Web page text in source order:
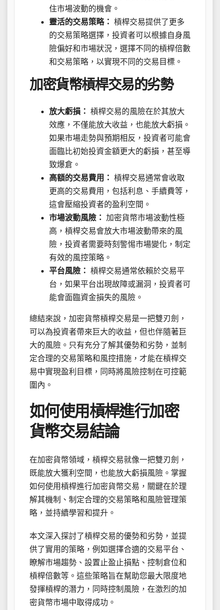
住市場波動的機會。
靈活的交易策略： 槓桿交易提供了更多
的交易策略選擇，投資者可以根據自身風
險偏好和市場狀況，選擇不同的槓桿倍數
和交易策略，以實現不同的交易目標。
加密貨幣槓桿交易的劣勢
放大虧損： 槓桿交易的風險在於其放大
效應，不僅能放大收益，也能放大虧損。
如果市場走勢與預期相反，投資者可能會
面臨比初始投資金額更大的虧損，甚至導
致爆倉。
高額的交易費用： 槓桿交易通常會收取
更高的交易費用，包括利息、手續費等，
這會壓縮投資者的盈利空間。
市場波動風險： 加密貨幣市場波動性極
高，槓桿交易會放大市場波動帶來的風
險，投資者需要時刻警惕市場變化，制定
有效的風控策略。
平台風險： 槓桿交易通常依賴於交易平
台，如果平台出現故障或漏洞，投資者可
能會面臨資金損失的風險。
總結來說，加密貨幣槓桿交易是一把雙刃劍，
可以為投資者帶來巨大的收益，但也伴隨著巨
大的風險。只有充分了解其優勢和劣勢，並制
定合理的交易策略和風控措施，才能在槓桿交
易中實現盈利目標，同時將風險控制在可控範
圍內。
如何使用槓桿進行加密
貨幣交易結論
在加密貨幣領域，槓桿交易就像一把雙刃劍，
既能放大獲利空間，也能放大虧損風險。掌握
如何使用槓桿進行加密貨幣交易，關鍵在於理
解其機制、制定合理的交易策略和風險管理策
略，並持續學習和提升。
本文深入探討了槓桿交易的優勢和劣勢，並提
供了實用的策略，例如選擇合適的交易平台、
瞭解市場趨勢、設置止盈止損點、控制倉位和
槓桿倍數等。這些策略旨在幫助您最大限度地
發揮槓桿的潛力，同時控制風險，在激烈的加
密貨幣市場中取得成功。